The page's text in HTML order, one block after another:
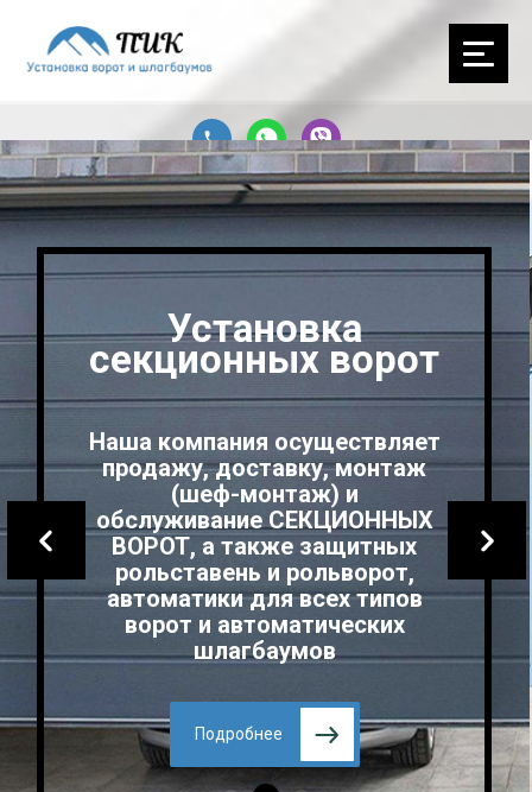
Установка
секционных ворот
Наша компания осуществляет
продажу, доставку, монтаж
(шеф-монтаж) и
обслуживание СЕКЦИОННЫХ
ВОРОТ, а также защитных
рольставень и рольворот,
автоматики для всех типов
ворот и автоматических
шлагбаумов
Подробнее